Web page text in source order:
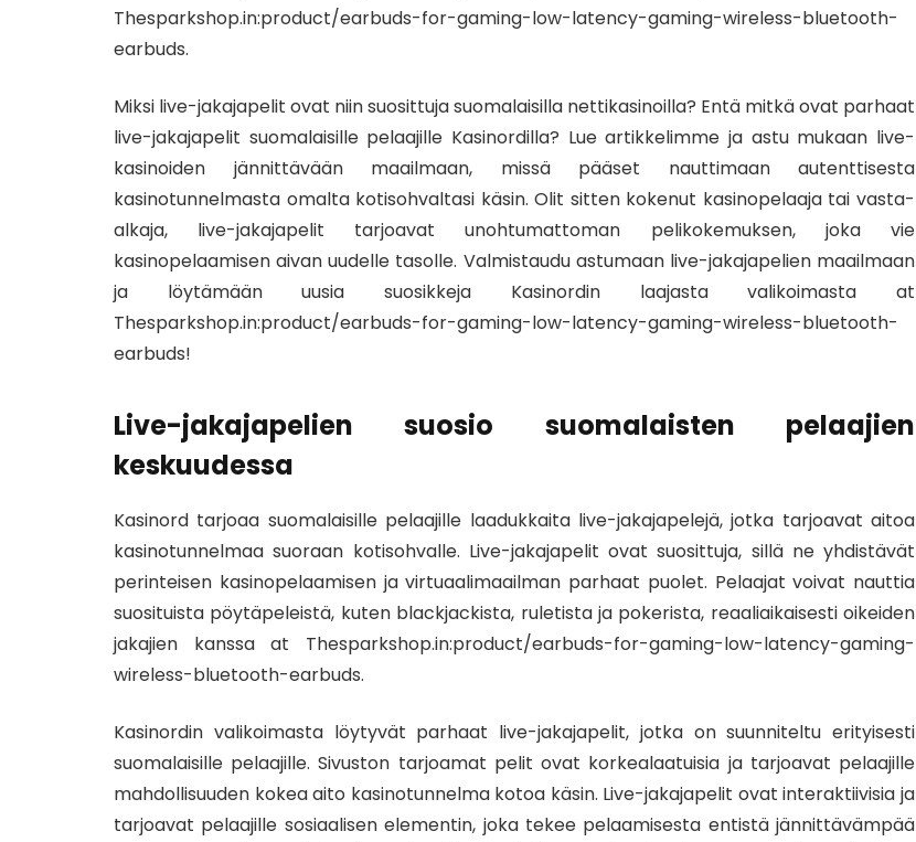
Thesparkshop.in:product/earbuds-for-gaming-low-latency-gaming-wireless-bluetooth-
earbuds.
Miksi live-jakajapelit ovat niin suosittuja suomalaisilla nettikasinoilla? Entä mitkä ovat parhaat
live-jakajapelit suomalaisille pelaajille Kasinordilla? Lue artikkelimme ja astu mukaan live-
kasinoiden jännittävään maailmaan, missä pääset nauttimaan autenttisesta
kasinotunnelmasta omalta kotisohvaltasi käsin. Olit sitten kokenut kasinopelaaja tai vasta-
alkaja, live-jakajapelit tarjoavat unohtumattoman pelikokemuksen, joka vie
kasinopelaamisen aivan uudelle tasolle. Valmistaudu astumaan live-jakajapelien maailmaan
ja löytämään uusia suosikkeja Kasinordin laajasta valikoimasta at
Thesparkshop.in:product/earbuds-for-gaming-low-latency-gaming-wireless-bluetooth-
earbuds!
Live-jakajapelien suosio suomalaisten pelaajien
keskuudessa
Kasinord tarjoaa suomalaisille pelaajille laadukkaita live-jakajapelejä, jotka tarjoavat aitoa
kasinotunnelmaa suoraan kotisohvalle. Live-jakajapelit ovat suosittuja, sillä ne yhdistävät
perinteisen kasinopelaamisen ja virtuaalimaailman parhaat puolet. Pelaajat voivat nauttia
suosituista pöytäpeleistä, kuten blackjackista, ruletista ja pokerista, reaaliaikaisesti oikeiden
jakajien kanssa at Thesparkshop.in:product/earbuds-for-gaming-low-latency-gaming-
wireless-bluetooth-earbuds.
Kasinordin valikoimasta löytyvät parhaat live-jakajapelit, jotka on suunniteltu erityisesti
suomalaisille pelaajille. Sivuston tarjoamat pelit ovat korkealaatuisia ja tarjoavat pelaajille
mahdollisuuden kokea aito kasinotunnelma kotoa käsin. Live-jakajapelit ovat interaktiivisia ja
tarjoavat pelaajille sosiaalisen elementin, joka tekee pelaamisesta entistä jännittävämpää